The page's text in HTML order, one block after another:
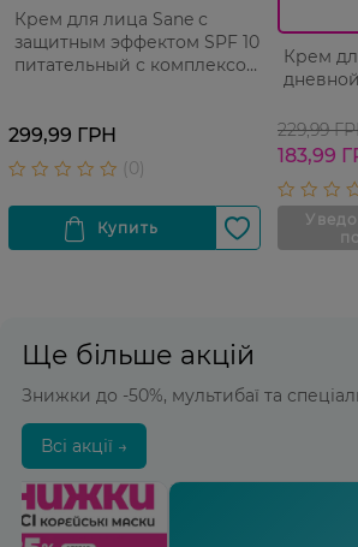
Крем для лица Sane с
защитным эффектом SPF 10
питательный с комплексом
299,99 ГРН
Крем
229,99
183,99
Ще більше акцій
Знижки до -50%, мультибаї та
Всі акції →